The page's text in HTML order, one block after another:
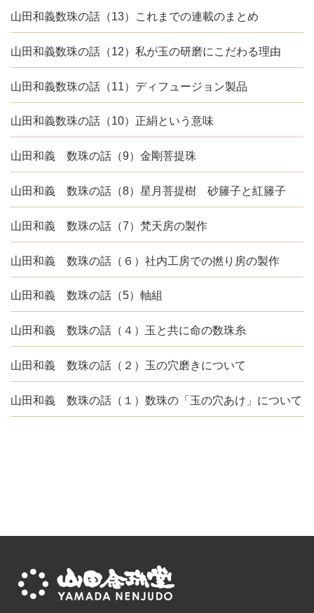
山田和義数珠の話（13）これまでの連載のまとめ
山田和義数珠の話（12）私が玉の研磨にこだわる理由
山田和義数珠の話（11）ディフュージョン製品
山田和義数珠の話（10）正絹という意味
山田和義 数珠の話（9）金剛菩提珠
山田和義 数珠の話（8）星月菩提樹 砂籐子と紅籐子
山田和義 数珠の話（7）梵天房の製作
山田和義 数珠の話（６）社内工房での撚り房の製作
山田和義 数珠の話（5）軸組
山田和義 数珠の話（４）玉と共に命の数珠糸
山田和義 数珠の話（２）玉の穴磨きについて
山田和義 数珠の話（１）数珠の「玉の穴あけ」について